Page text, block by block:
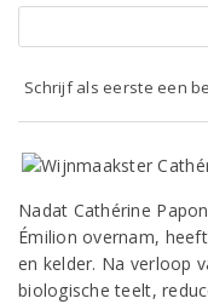
Schrijf als eerste een
Nadat Cathérine
Émilion overnam,
en kelder. Na verloop
biologische teelt,